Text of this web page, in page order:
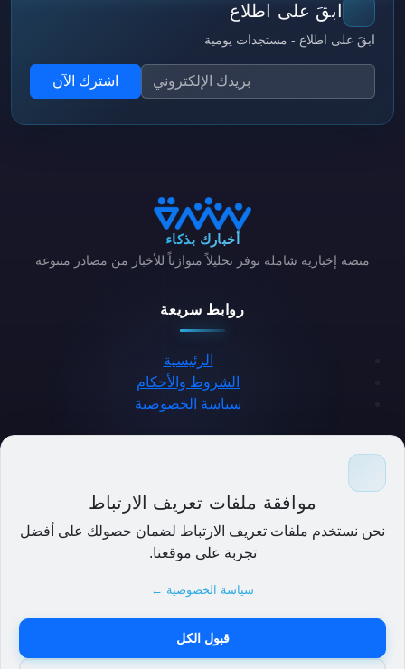
موافقة ملفات تعريف الارتباط
نحن نستخدم ملفات تعريف الارتباط لضمان حصولك على أفضل
تجربة على موقعنا.
سياسة الخصوصية ←
قبول الكل
ابقَ على اطلاع
ابقَ على اطلاع - مستجدات يومية
اشترك الآن
أخبارك بذكاء
منصة إخبارية شاملة توفر تحليلاً متوازناً للأخبار من مصادر متنوعة
روابط سريعة
الرئيسية
الشروط والأحكام
سياسة الخصوصية